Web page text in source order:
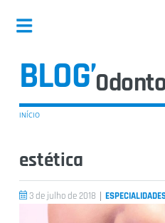
BLOG’
INÍCIO
estética
3 de julho de 2018 |